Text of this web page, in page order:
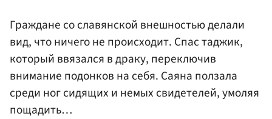
Граждане со славянской внешностью делали
вид, что ничего не происходит. Спас таджик,
который ввязался в драку, переключив
внимание подонков на себя. Саяна ползала
среди ног сидящих и немых свидетелей, умоляя
пощадить…